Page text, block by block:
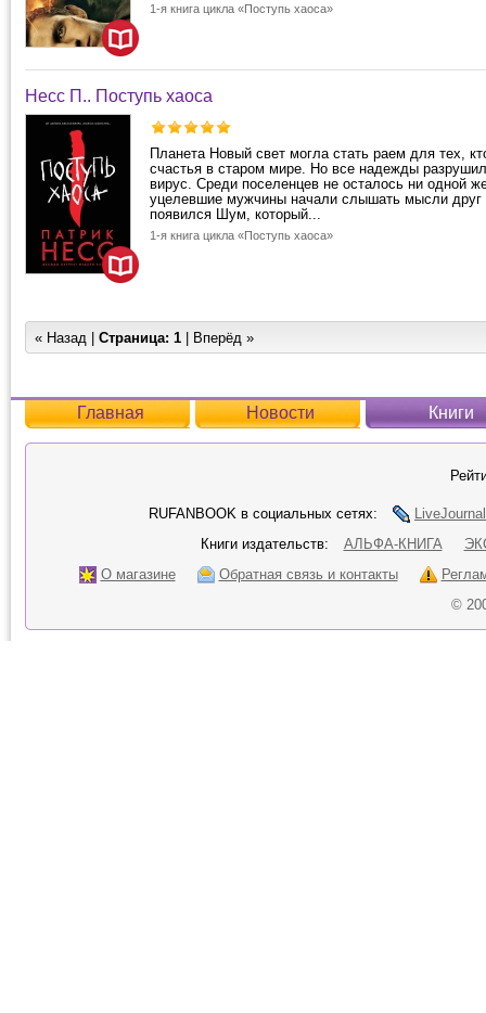
1-я книга цикла «Поступь хаоса»
Несс П.. Поступь хаоса
Планета Новый свет могла стать раем для тех,
счастья в старом мире. Но все надежды
вирус. Среди поселенцев не осталось ни одной
уцелевшие мужчины начали слышать мысли друг
появился Шум, который...
1-я книга цикла «Поступь хаоса»
« Назад | Страница: 1 | Вперёд »
Главная Новости Книги
RUFANBOOK в социальных сетях:
LiveJournal
Книги издательств:
АЛЬФА-КНИГА
О магазине
Обратная связь и контакты
©